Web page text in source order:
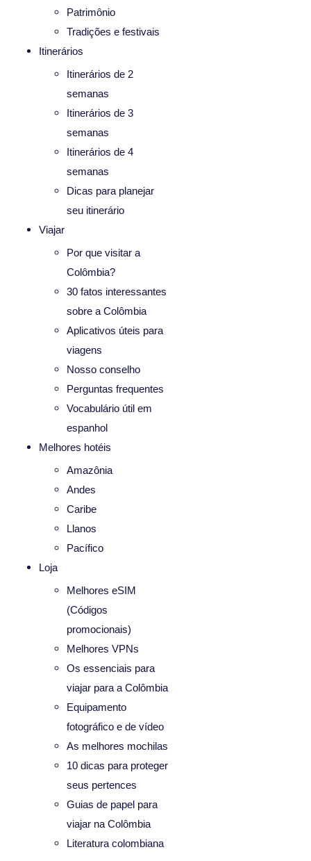
Patrimônio
Tradições e festivais
Itinerários
Itinerários de 2
semanas
Itinerários de 3
semanas
Itinerários de 4
semanas
Dicas para planejar
seu itinerário
Viajar
Por que visitar a
Colômbia?
30 fatos interessantes
sobre a Colômbia
Aplicativos úteis para
viagens
Nosso conselho
Perguntas frequentes
Vocabulário útil em
espanhol
Melhores hotéis
Amazônia
Andes
Caribe
Llanos
Pacífico
Loja
Melhores eSIM
(Códigos
promocionais)
Melhores VPNs
Os essenciais para
viajar para a Colômbia
Equipamento
fotográfico e de vídeo
As melhores mochilas
10 dicas para proteger
seus pertences
Guias de papel para
viajar na Colômbia
Literatura colombiana